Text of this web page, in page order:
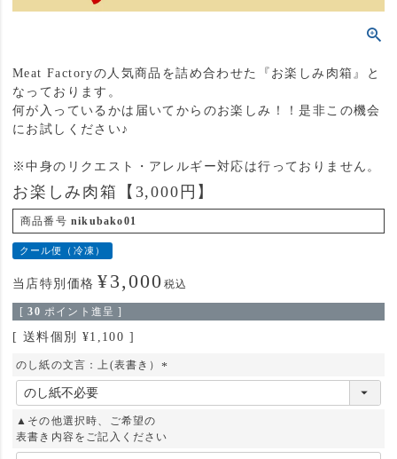
Meat Factoryの人気商品を詰め合わせた『お楽しみ肉箱』と
なっております。
何が入っているかは届いてからのお楽しみ！！是非この機会
にお試しください♪
※中身のリクエスト・アレルギー対応は行っておりません。
お楽しみ肉箱【3,000円】
商品番号 nikubako01
クール便（冷凍）
当店特別価格 ¥3,000 税込
[ 30 ポイント進呈 ]
送料個別 ¥1,100
のし紙の文言：上(表書き）
(
)
▲その他選択時、ご希望の
表書き内容をご記入ください